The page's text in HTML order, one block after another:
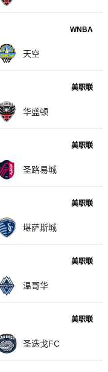
WNBA
天空
美职联
华盛顿
美职联
圣路易城
美职联
堪萨斯城
美职联
温哥华
美职联
圣迭戈FC